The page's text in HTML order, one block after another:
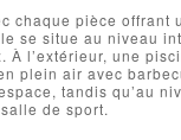
chaque pièce offrant
se situe au niveau
À l’extérieur, une
plein air avec
tandis qu’au
de sport.